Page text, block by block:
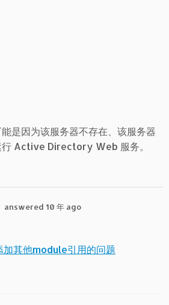
是因为该服务器不存在、该服务器
行 Active Directory Web 服务。
answered 10 年 ago
其他module引用的问题